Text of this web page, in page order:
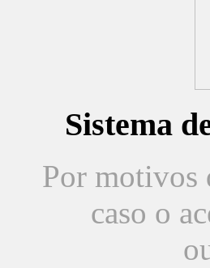
Sistema
Por motivos
caso o